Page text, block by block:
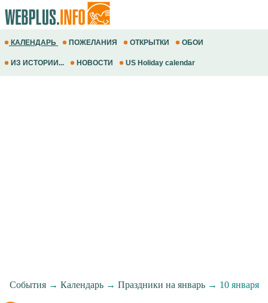
КАЛЕНДАРЬ ПОЖЕЛАНИЯ ОТКРЫТКИ ОБОИ
ИЗ ИСТОРИИ... НОВОСТИ US Holiday calendar
События→ Календарь→ Праздники на январь→ 10 января